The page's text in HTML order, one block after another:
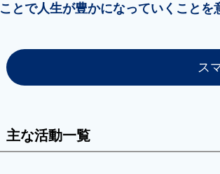
ことで人生が豊かになっていくことを
ス
主な活動一覧